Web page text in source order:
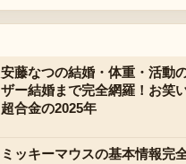
安藤なつの結婚・体重・活動
ザー結婚まで完全網羅！お笑
超合金の2025年
ミッキーマウスの基本情報完